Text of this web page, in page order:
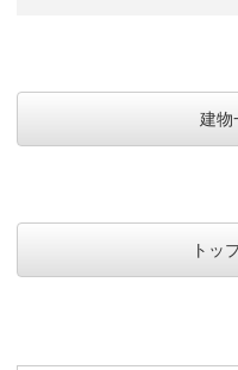
建物
トッ